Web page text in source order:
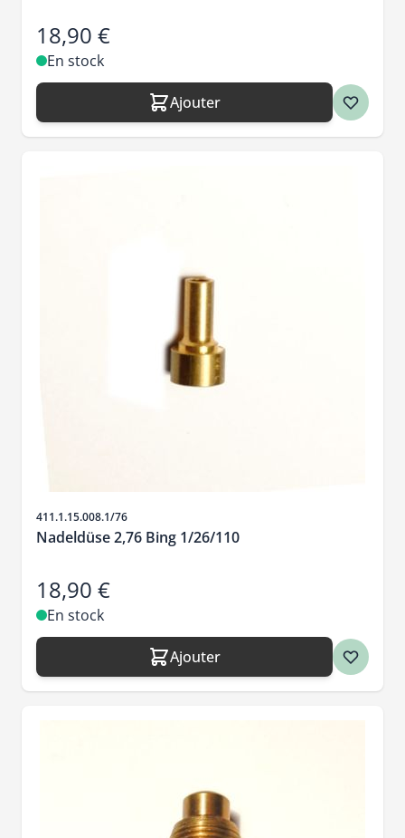
18,90 €
En stock
Ajouter
SKU
411.1.15.008.1/76
Nadeldüse 2,76 Bing 1/26/110
18,90 €
En stock
Ajouter